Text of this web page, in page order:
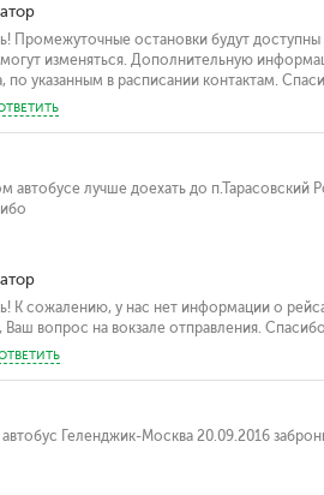
Промежуточные остановки будут доступны
могут изменяться. Дополнительную
по указанным в расписании контактам.
автобусе лучше доехать до п.Тарасовский
К сожалению, у нас нет информации о
Ваш вопрос на вокзале отправления.
Геленджик-Москва 20.09.2016